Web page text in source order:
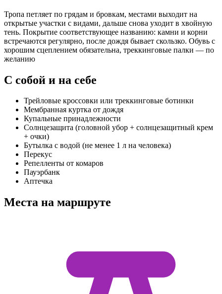
Тропа петляет по грядам и бровкам, местами выходит на
открытые участки с видами, дальше снова уходит в хвойную
тень. Покрытие соответствующее названию: камни и корни
встречаются регулярно, после дождя бывает скользко. Обувь с
хорошим сцеплением обязательна, треккинговые палки — по
желанию
С собой и на себе
Трейловые кроссовки или треккинговые ботинки
Мембранная куртка от дождя
Купальные принадлежности
Солнцезащита (головной убор + солнцезащитный крем
+ очки)
Бутылка с водой (не менее 1 л на человека)
Перекус
Репелленты от комаров
Пауэрбанк
Аптечка
Места на маршруте